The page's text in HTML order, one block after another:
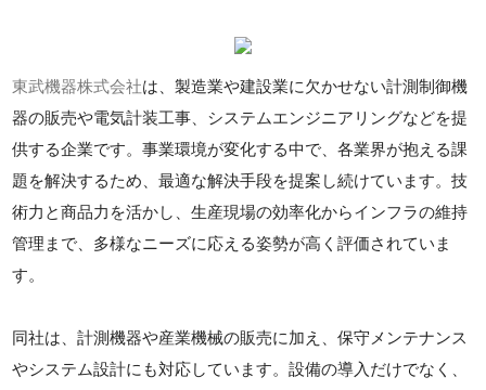
東武機器株式会社は、製造業や建設業に欠かせない計測制御機
器の販売や電気計装工事、システムエンジニアリングなどを提
供する企業です。事業環境が変化する中で、各業界が抱える課
題を解決するため、最適な解決手段を提案し続けています。技
術力と商品力を活かし、生産現場の効率化からインフラの維持
管理まで、多様なニーズに応える姿勢が高く評価されていま
す。
同社は、計測機器や産業機械の販売に加え、保守メンテナンス
やシステム設計にも対応しています。設備の導入だけでなく、